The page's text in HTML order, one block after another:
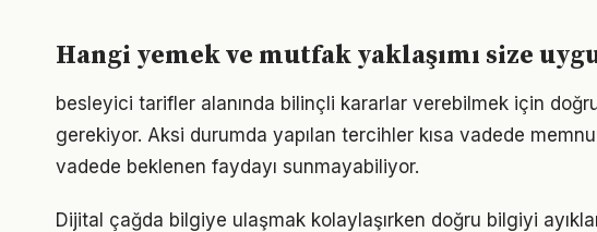
Hangi yemek ve mutfak yaklaşımı size
besleyici tarifler alanında bilinçli kararlar verebilmek için
gerekiyor. Aksi durumda yapılan tercihler kısa vadede
vadede beklenen faydayı sunmayabiliyor.
Dijital çağda bilgiye ulaşmak kolaylaşırken doğru bilgiyi